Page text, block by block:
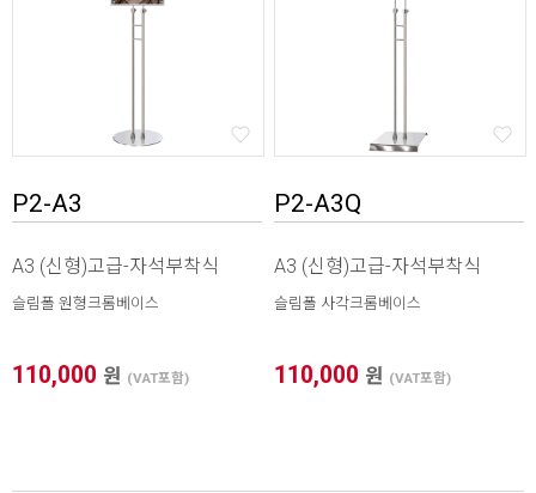
X
즈] 자동으로 계산됩니다.
P2-A3
A3 (신형)고급-자석부착식
슬림폴 원형크롬베이스
110,000 원 (VAT포함)
P2-A3Q
A3 (신형)고급-자석부착식
슬림폴 사각크롬베이스
110,000 원 (VAT포함)